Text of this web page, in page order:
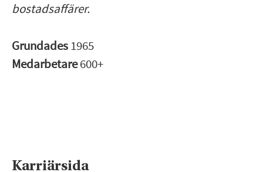
bostadsaffärer.
Grundades1965
Medarbetare600+
Karriärsida